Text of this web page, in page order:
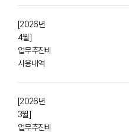
[2026년
4월]
업무추진비
사용내역
[2026년
3월]
업무추진비